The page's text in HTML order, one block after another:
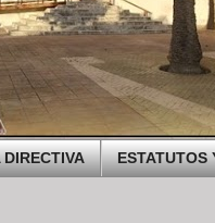
DIRECTIVA ESTATUTOS